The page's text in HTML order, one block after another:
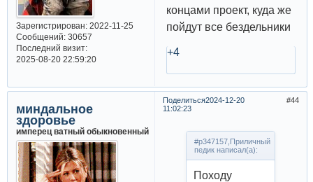
Зарегистрирован: 2022-11-25
Сообщений:30657
Последний визит:
2025-08-20 22:59:20
концами проект, куда же
пойдут все бездельники
+4
Поделиться 44
2024-12-20
11:02:23
миндальное
здоровье
имперец ватный обыкновенный
#p347157,Приличный
педик написал(а):
Походу